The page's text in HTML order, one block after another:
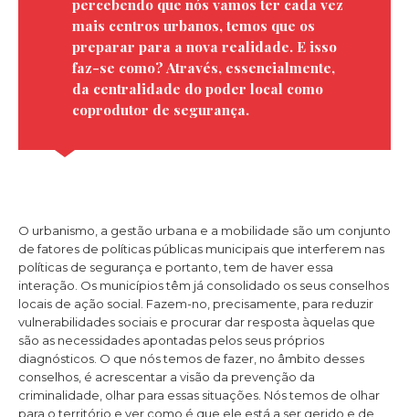
percebendo que nós vamos ter cada vez
mais centros urbanos, temos que os
preparar para a nova realidade. E isso
faz-se como? Através, essencialmente,
da centralidade do poder local como
coprodutor de segurança.
O urbanismo, a gestão urbana e a mobilidade são um conjunto
de fatores de políticas públicas municipais que interferem nas
políticas de segurança e portanto, tem de haver essa
interação. Os municípios têm já consolidado os seus conselhos
locais de ação social. Fazem-no, precisamente, para reduzir
vulnerabilidades sociais e procurar dar resposta àquelas que
são as necessidades apontadas pelos seus próprios
diagnósticos. O que nós temos de fazer, no âmbito desses
conselhos, é acrescentar a visão da prevenção da
criminalidade, olhar para essas situações. Nós temos de olhar
para o território e ver como é que ele está a ser gerido e de